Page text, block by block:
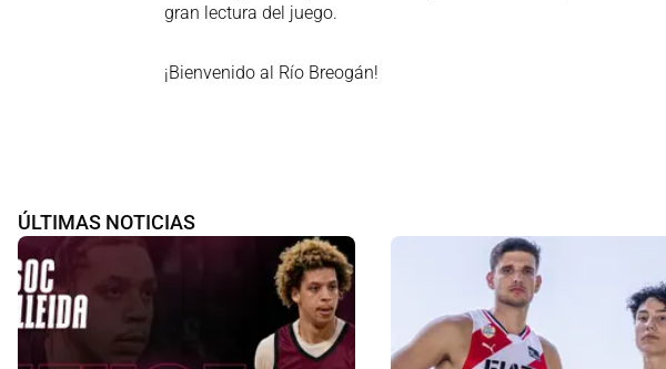
gran lectura del juego.
¡Bienvenido al Río Breogán!
ÚLTIMAS NOTICIAS